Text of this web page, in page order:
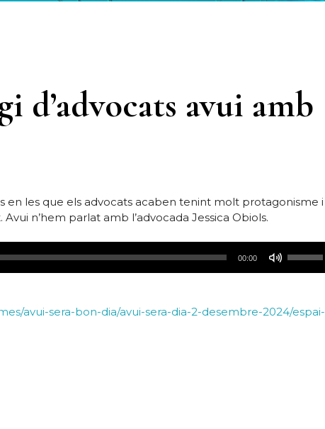
d’advocats avui amb
en les que els advocats acaben tenint molt protagonisme i
n’hem parlat amb l’advocada Jessica Obiols.
00:00
flecha
avui-sera-bon-dia/avui-sera-dia-2-desembre-2024/espai-